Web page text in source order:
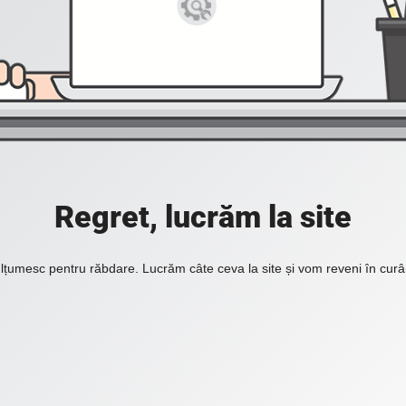
Regret, lucrăm la site
pentru răbdare. Lucrăm câte ceva la site și vom reveni în